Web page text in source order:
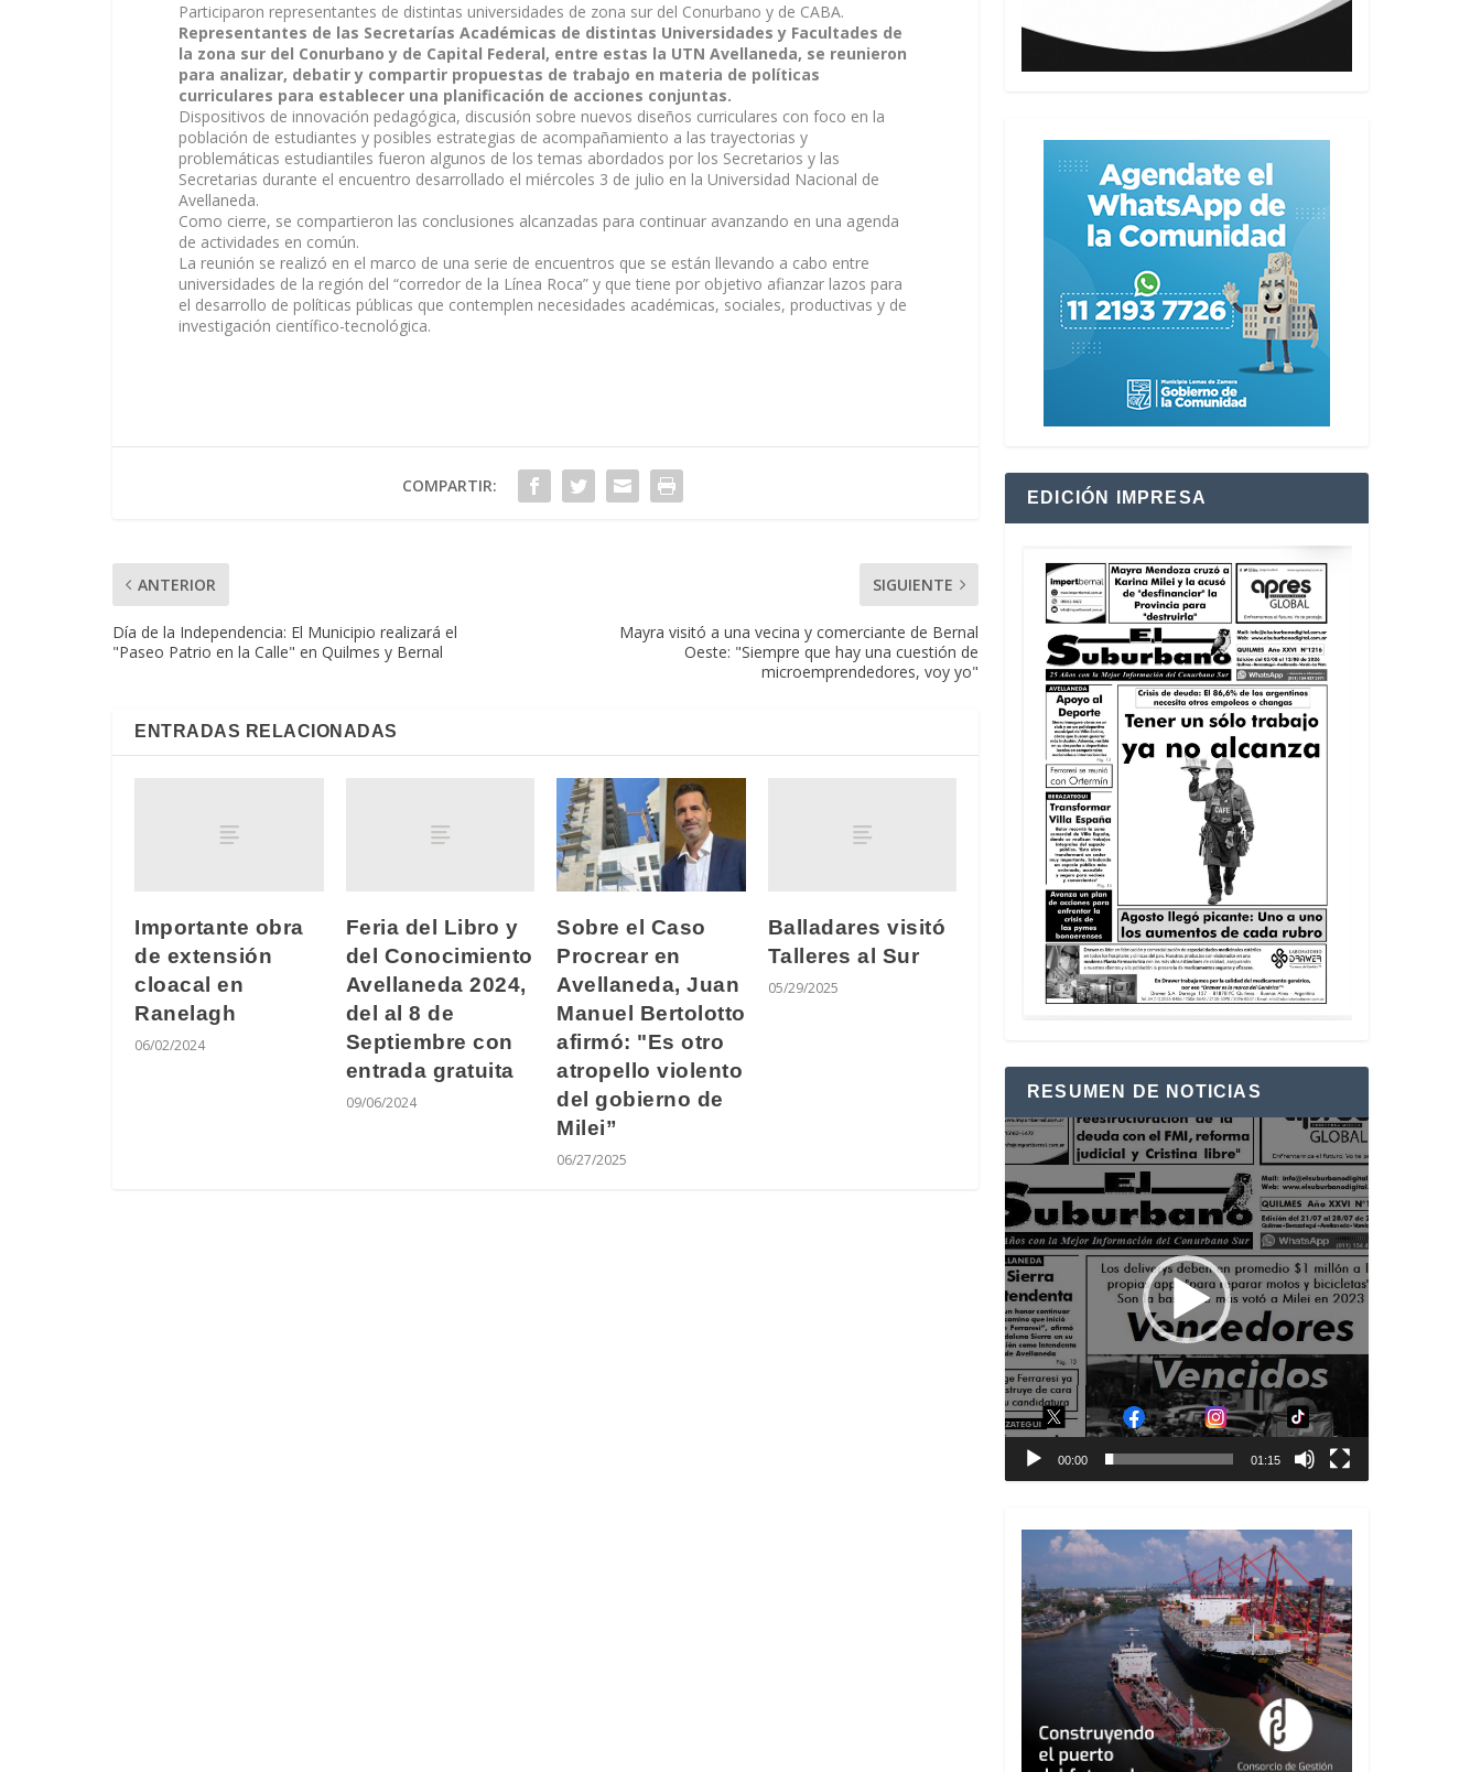
Participaron representantes de distintas universidades de zona sur del Conurbano y de CABA.
Representantes de las Secretarías Académicas de distintas Universidades y Facultades de
la zona sur del Conurbano y de Capital Federal, entre estas la UTN Avellaneda, se reunieron
para analizar, debatir y compartir propuestas de trabajo en materia de políticas
curriculares para establecer una planificación de acciones conjuntas.
Dispositivos de innovación pedagógica, discusión sobre nuevos diseños curriculares con foco en la
población de estudiantes y posibles estrategias de acompañamiento a las trayectorias y
problemáticas estudiantiles fueron algunos de los temas abordados por los Secretarios y las
Secretarias durante el encuentro desarrollado el miércoles 3 de julio en la Universidad Nacional de
Avellaneda.
Como cierre, se compartieron las conclusiones alcanzadas para continuar avanzando en una agenda
de actividades en común.
La reunión se realizó en el marco de una serie de encuentros que se están llevando a cabo entre
universidades de la región del “corredor de la Línea Roca” y que tiene por objetivo afianzar lazos para
el desarrollo de políticas públicas que contemplen necesidades académicas, sociales, productivas y de
investigación científico-tecnológica.
COMPARTIR:
ANTERIOR
Día de la Independencia: El Municipio realizará el
"Paseo Patrio en la Calle" en Quilmes y Bernal
SIGUIENTE
Mayra visitó a una vecina y comerciante de Bernal
Oeste: "Siempre que hay una cuestión de
microemprendedores, voy yo"
ENTRADAS RELACIONADAS
Importante obra
de extensión
cloacal en
Ranelagh
06/02/2024
Feria del Libro y
del Conocimiento
Avellaneda 2024,
del al 8 de
Septiembre con
entrada gratuita
09/06/2024
Sobre el Caso
Procrear en
Avellaneda, Juan
Manuel Bertolotto
afirmó: "Es otro
atropello violento
del gobierno de
Milei”
06/27/2025
Balladares visitó
Talleres al Sur
05/29/2025
EDICIÓN IMPRESA
RESUMEN DE NOTICIAS
Reproductor
de
vídeo
00:00 01:15